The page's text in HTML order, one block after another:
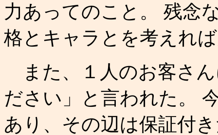
力あってのこと。 残念
格とキャラとを考えれ
また、１人のお客さ
ださい」と言われた。
あり、その辺は保証付